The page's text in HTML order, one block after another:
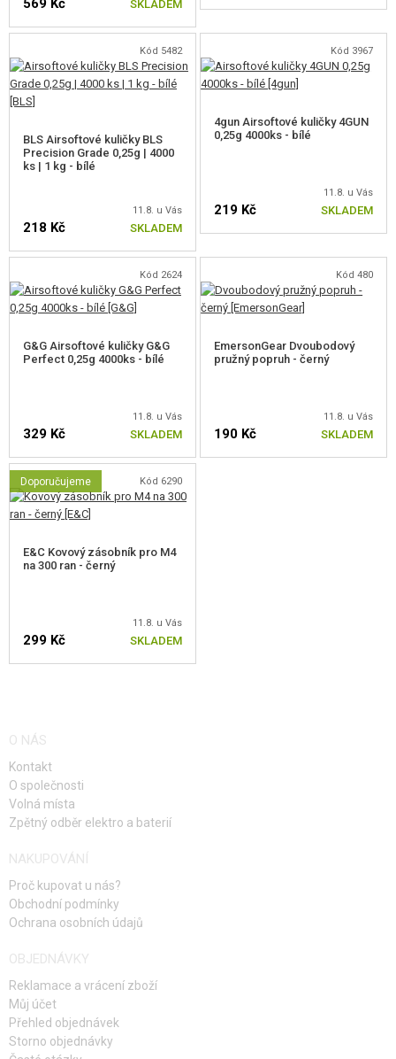
VÝKON
Úsťová rychlost je až 130m/s, což je optimální pro střelbu na středně a
Nejedná se o bezejmenou masu identických kopií zbraní. Každá zbraň má
E&C zbraně jsou známy pro svoji spolehlivost. Poruchovost je méně než
1,5% - to je několikanásobně níže než je průměr a Vy tak dostáváte za své
SKLADEM
Kód 5482
BLS Airsoftové kuličky BLS
Precision Grade 0,25g | 4000
ks | 1 kg - bílé
11.8. u Vás
218 Kč SKLADEM
Kód 3967
4gun Airsoftové kuličky 4GUN
0,25g 4000ks - bílé
11.8. u Vás
219 Kč SKLADEM
Kód 2624
G&G Airsoftové kuličky G&G
Perfect 0,25g 4000ks - bílé
11.8. u Vás
329 Kč SKLADEM
Kód 480
EmersonGear Dvoubodový
pružný popruh - černý
11.8. u Vás
190 Kč SKLADEM
Doporučujeme Kód 6290
E&C Kovový zásobník pro M4
na 300 ran - černý
11.8. u Vás
299 Kč SKLADEM
O NÁS
Kontakt
O společnosti
Volná místa
Zpětný odběr elektro a baterií
NAKUPOVÁNÍ
Proč kupovat u nás?
Obchodní podmínky
Ochrana osobních údajů
OBJEDNÁVKY
Reklamace a vrácení zboží
Můj účet
Přehled objednávek
Storno objednávky